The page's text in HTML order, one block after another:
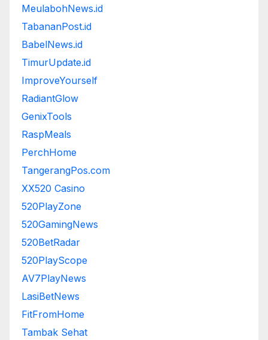
MeulabohNews.id
TabananPost.id
BabelNews.id
TimurUpdate.id
ImproveYourself
RadiantGlow
GenixTools
RaspMeals
PerchHome
TangerangPos.com
XX520 Casino
520PlayZone
520GamingNews
520BetRadar
520PlayScope
AV7PlayNews
LasiBetNews
FitFromHome
Tambak Sehat